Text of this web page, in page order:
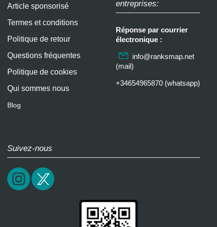
Article sponsorisé
Termes et conditions
Politique de retour
Questions fréquentes
Politique de cookies
Qui sommes nous
Blog
entreprises:
Réponse par courrier
électronique :
info@ranksmap.net
(mail)
+34654965870 (whatsapp)
Suivez-nous